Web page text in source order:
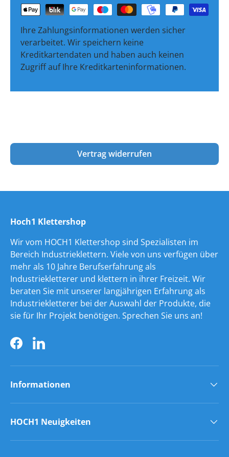
Ihre Zahlungsinformationen werden sicher
verarbeitet. Wir speichern keine
Kreditkartendaten und haben auch keinen
Zugriff auf Ihre Kreditkarteninformationen.
Vertrag widerrufen
Hoch1 Klettershop
Wir vom HOCH1 Klettershop sind Spezialisten im
Bereich Industrieklettern. Viele von uns verfügen über
mehr als 10 Jahre Berufserfahrung als
Industriekletterer und klettern in ihrer Freizeit. Wir
beraten Sie mit unserer langjährigen Erfahrung als
Industriekletterer bei der Auswahl der Produkte, die
sie für Ihr Projekt benötigen. Sprechen Sie uns an!
FacebookLinkedIn
Informationen
HOCH1 Neuigkeiten